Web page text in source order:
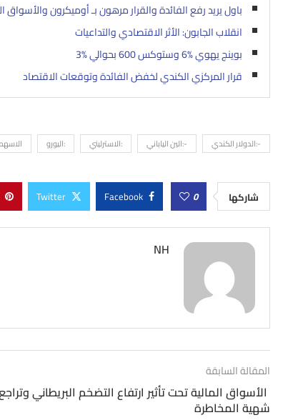
باول يريد رفع الفائدة والقرار مرهون بـ أوميكرون والأسواق
انقلاب الجابون: الأثر الاقتصادي والتداعيات
بوينج يهوي 6‎%‎ وستوكس 600 بحوالي 3‎%‎
قرار المركزي الكندي لخفض الفائدة وتوقعات الاقتصاد
-:الدولار الكندي -:الين الياباني :الاسترليني :اليورو
شاركها 0
Facebook
Twitter
NH
المقالة السابقة
الأسواق المالية تحت تأثير ارتفاع التضخم البريطاني
شهية المخاطرة